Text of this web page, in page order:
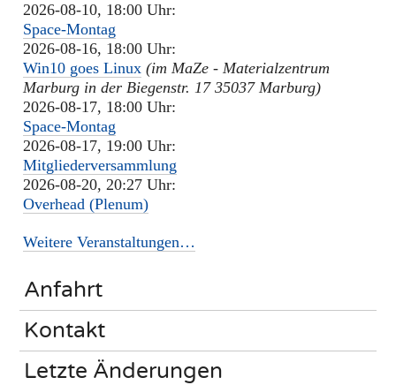
2026-08-10, 18:00 Uhr:
Space-Montag
2026-08-16, 18:00 Uhr:
Win10 goes Linux (im MaZe - Materialzentrum
Marburg in der Biegenstr. 17 35037 Marburg)
2026-08-17, 18:00 Uhr:
Space-Montag
2026-08-17, 19:00 Uhr:
Mitgliederversammlung
2026-08-20, 20:27 Uhr:
Overhead (Plenum)
Weitere Veranstaltungen…
Anfahrt
Kontakt
Letzte Änderungen